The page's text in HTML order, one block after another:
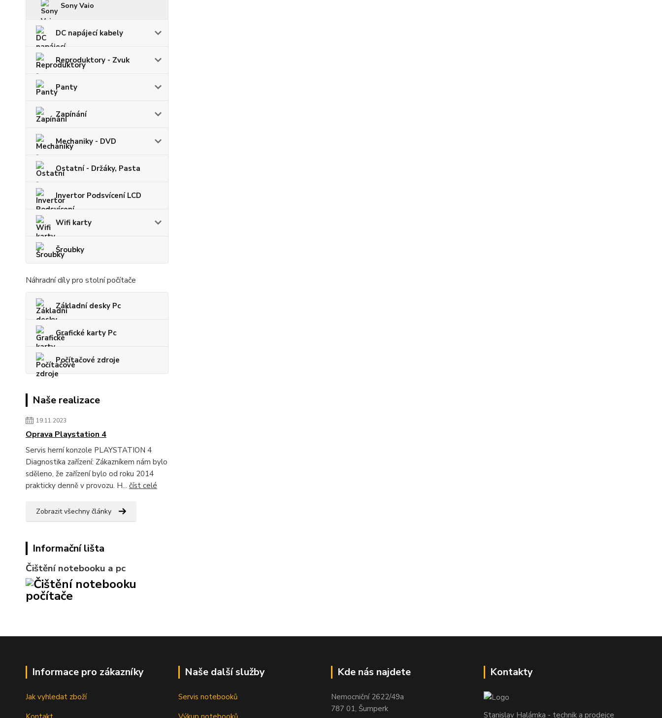
Sony Vaio
DC napájecí kabely
Reproduktory - Zvuk
Panty
Zapínání
Mechaniky - DVD
Ostatní - Držáky, Pasta
Invertor Podsvícení LCD
Wifi karty
Šroubky
Náhradní díly pro stolní počítače
Základní desky Pc
Grafické karty Pc
Počítačové zdroje
Naše realizace
19.11.2023
Oprava Playstation 4
Servis herní konzole PLAYSTATION 4
Diagnostika zařízení: Zákazníkem nám bylo
sděleno, že zařízení bylo od roku 2014
prakticky denně v provozu. H... číst celé
Zobrazit všechny články
Informační lišta
Čištění notebooku a pc
Informace pro zákazníky
Jak vyhledat zboží
Naše další služby
Servis notebooků
Kde nás najdete
Nemocniční 2622/49a
787 01, Šumperk
Kontakty
Stanislav Halámka - technik a prodejce